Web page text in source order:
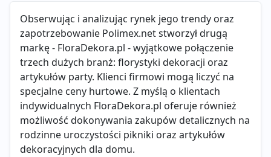
Obserwując i analizując rynek jego trendy oraz
zapotrzebowanie Polimex.net stworzył drugą
markę - FloraDekora.pl - wyjątkowe połączenie
trzech dużych branż: florystyki dekoracji oraz
artykułów party. Klienci firmowi mogą liczyć na
specjalne ceny hurtowe. Z myślą o klientach
indywidualnych FloraDekora.pl oferuje również
możliwość dokonywania zakupów detalicznych na
rodzinne uroczystości pikniki oraz artykułów
dekoracyjnych dla domu.